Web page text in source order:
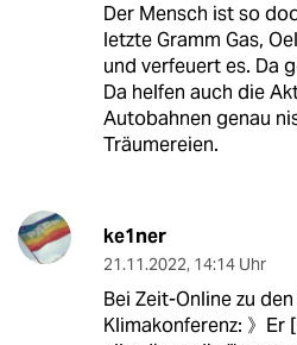
Der Mensch ist so
letzte Gramm Gas,
und verfeuert es. Da
Da helfen auch die
Autobahnen genau
Träumereien.
ke1ner
21.11.2022, 14:14 Uhr
Bei Zeit-Online zu
Klimakonferenz: 》